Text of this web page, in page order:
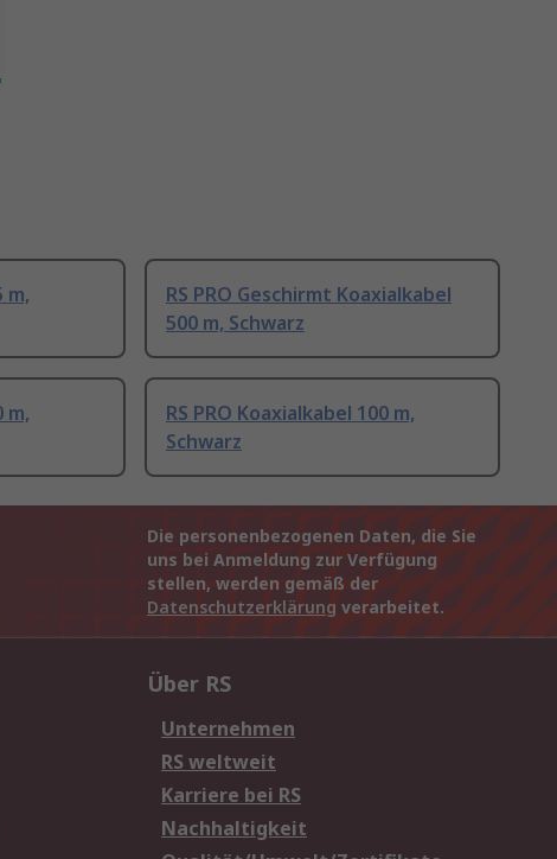
m,
RS PRO Geschirmt Koaxialkabel
500 m, Schwarz
m,
RS PRO Koaxialkabel 100 m,
Schwarz
Die personenbezogenen Daten, die Sie
uns bei Anmeldung zur Verfügung
stellen, werden gemäß der
Datenschutzerklärung verarbeitet.
Über RS
Unternehmen
RS weltweit
Karriere bei RS
Nachhaltigkeit